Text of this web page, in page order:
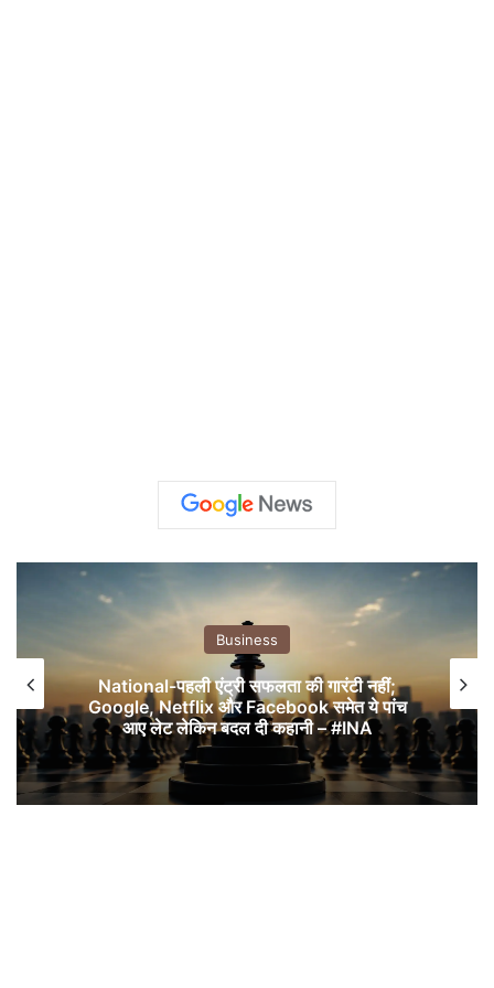
Business
National-पहली एंट्री सफलता की गारंटी नहीं;
Google, Netflix और Facebook समेत ये पांच
आए लेट लेकिन बदल दी कहानी – #INA